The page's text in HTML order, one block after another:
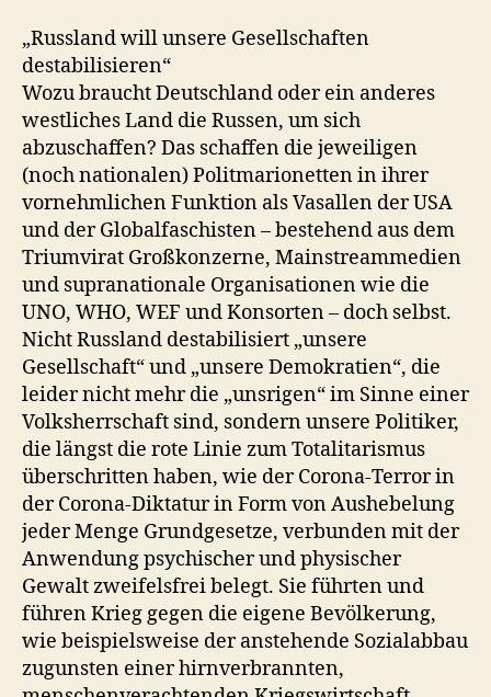
„Russland will unsere Gesellschaften
destabilisieren“
Wozu braucht Deutschland oder ein anderes
westliches Land die Russen, um sich
abzuschaffen? Das schaffen die jeweiligen
(noch nationalen) Politmarionetten in ihrer
vornehmlichen Funktion als Vasallen der USA
und der Globalfaschisten – bestehend aus dem
Triumvirat Großkonzerne, Mainstreammedien
und supranationale Organisationen wie die
UNO, WHO, WEF und Konsorten – doch selbst.
Nicht Russland destabilisiert „unsere
Gesellschaft“ und „unsere Demokratien“, die
leider nicht mehr die „unsrigen“ im Sinne einer
Volksherrschaft sind, sondern unsere Politiker,
die längst die rote Linie zum Totalitarismus
überschritten haben, wie der Corona-Terror in
der Corona-Diktatur in Form von Aushebelung
jeder Menge Grundgesetze, verbunden mit der
Anwendung psychischer und physischer
Gewalt zweifelsfrei belegt. Sie führten und
führen Krieg gegen die eigene Bevölkerung,
wie beispielsweise der anstehende Sozialabbau
zugunsten einer hirnverbrannten,